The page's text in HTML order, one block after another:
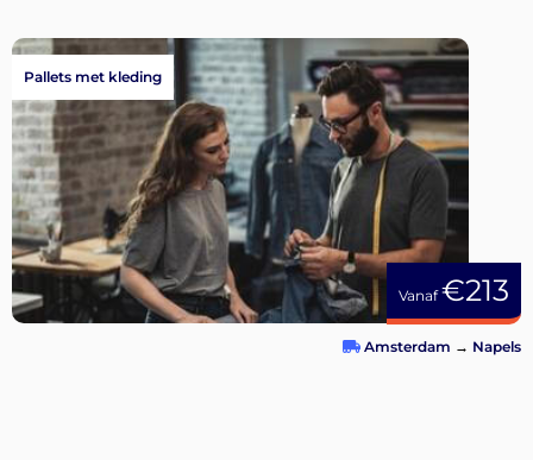
Vanaf€213
Pallets met kleding
Amsterdam → Napels